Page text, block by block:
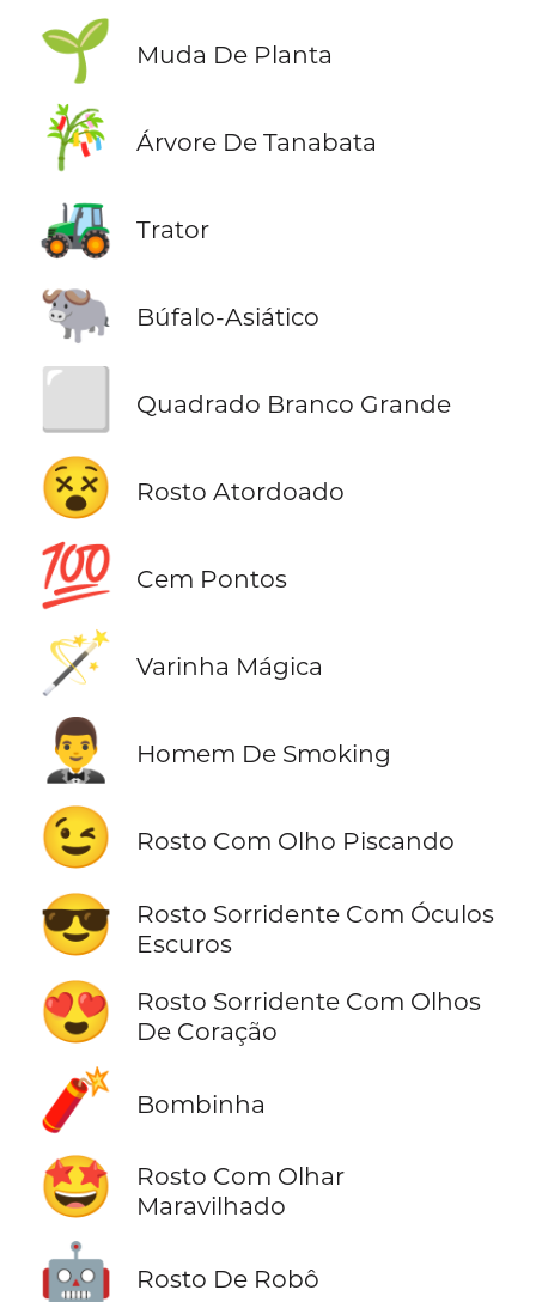
🌱 Muda De Planta
🎋 Árvore De Tanabata
🚜 Trator
🐃 Búfalo-Asiático
⬜ Quadrado Branco Grande
😵 Rosto Atordoado
💯 Cem Pontos
🪄 Varinha Mágica
🤵‍♂️ Homem De Smoking
😉 Rosto Com Olho Piscando
😎
Rosto Sorridente Com Óculos
Escuros
😍
Rosto Sorridente Com Olhos
De Coração
🧨 Bombinha
🤩
Rosto Com Olhar
Maravilhado
🤖 Rosto De Robô